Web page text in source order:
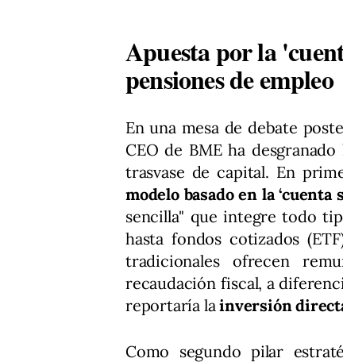
Apuesta por la
pensiones de empleo
En una mesa de debate
CEO de BME ha
trasvase de capital. En
modelo basado en la ‘cuenta
sencilla" que integre todo
hasta fondos cotizados
tradicionales ofrecen
recaudación fiscal, a
reportaría lainversión
Como segundo pilar